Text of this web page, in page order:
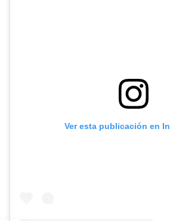
Ver esta publicación en